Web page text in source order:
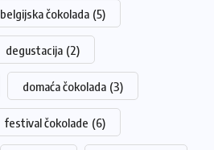
belgijska čokolada (5)
degustacija (2)
domaća čokolada (3)
festival čokolade (6)